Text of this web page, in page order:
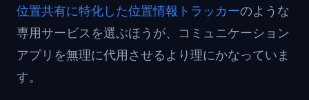
位置共有に特化した位置情報トラッカーのような
専用サービスを選ぶほうが、コミュニケーション
アプリを無理に代用させるより理にかなっていま
す。